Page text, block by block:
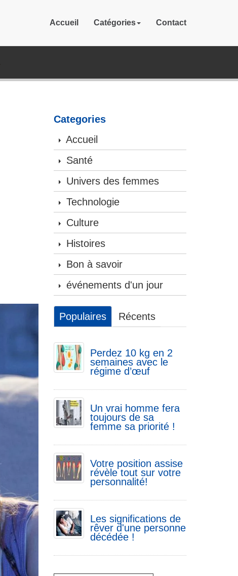
Accueil Catégories Contact
Categories
Accueil
Santé
Univers des femmes
Technologie
Culture
Histoires
Bon à savoir
événements d'un jour
Populaires Récents
Perdez 10 kg en 2
semaines avec le
régime d’œuf
Un vrai homme fera
toujours de sa
femme sa priorité !
Votre position assise
révèle tout sur votre
personnalité!
Les significations de
rêver d'une personne
décédée !